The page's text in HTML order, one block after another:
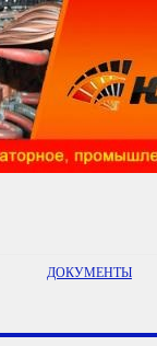
ДОКУМЕНТЫ